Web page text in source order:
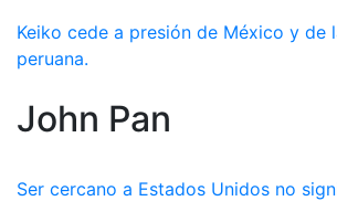
Keiko cede a presión de México y de
peruana.
John Pan
Ser cercano a Estados Unidos no